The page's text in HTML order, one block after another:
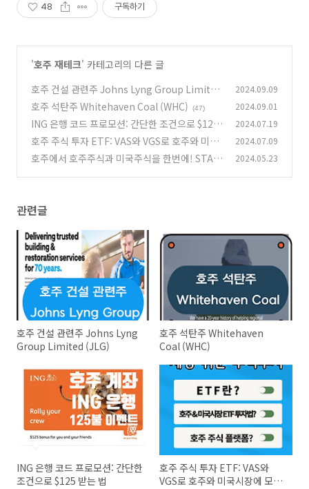
48 구독하기
'호주 재테크' 카테고리의 다른 글
호주 건설 관련주 Johns Lyng Group Limited
(JLG)
(8)
2024.09.09
호주 석탄주 Whitehaven Coal (WHC) (47) 2024.09.01
ING 은행 코드 프로모션: 간단한 조건으로 $125
받는 법
(51)
2024.07.19
호주 주식 투자 ETF: VAS와 VGS로 호주와 미국
시장에 모두 투자하는 법 (93)
2024.07.09
호주에서 호주주식과 미국주식을 한번에! STAK
2024.05.23
관련글
호주 건설 관련주 Johns Lyng
Group Limited (JLG)
호주 석탄주 Whitehaven
Coal (WHC)
ING 은행 코드 프로모션: 간단한
조건으로 $125 받는 법
호주 주식 투자 ETF: VAS와
VGS로 호주와 미국시장에 모두